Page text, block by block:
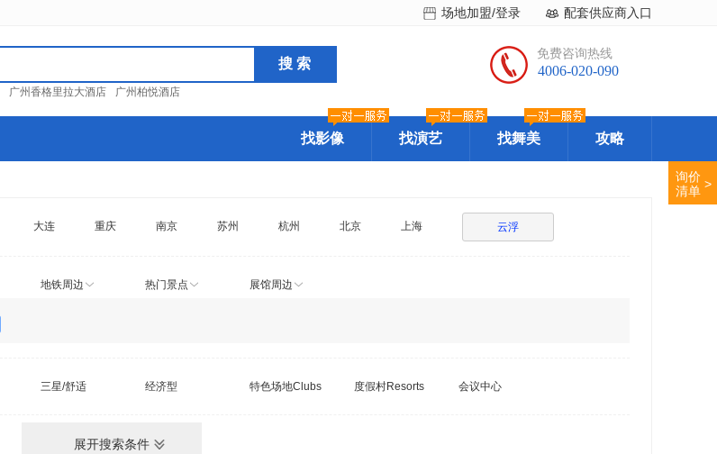
配套供应商入口
场地加盟/登录
广州香格里拉大酒店 广州柏悦酒店
免费咨询热线
4006-020-090
找影像 找演艺 找舞美 攻略
大连 重庆 南京 苏州 杭州 北京 上海 云浮
地铁周边 热门景点 展馆周边
三星/舒适 经济型 特色场地Clubs 度假村Resorts 会议中心
展开搜索条件
询价
清单 >